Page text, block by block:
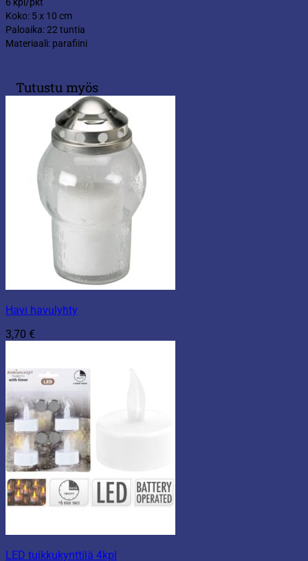
6 kpl/pkt
Koko: 5 x 10 cm
Paloaika: 22 tuntia
Materiaali: parafiini
Tutustu myös
Havi havulyhty
3,70 €
LED tuikkukynttilä 4kpl